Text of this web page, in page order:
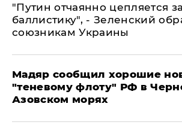
"Путин отчаянно цепляется за
баллистику", - Зеленский
союзникам Украины
Мадяр сообщил хорошие
"теневому флоту" РФ в
Азовском морях